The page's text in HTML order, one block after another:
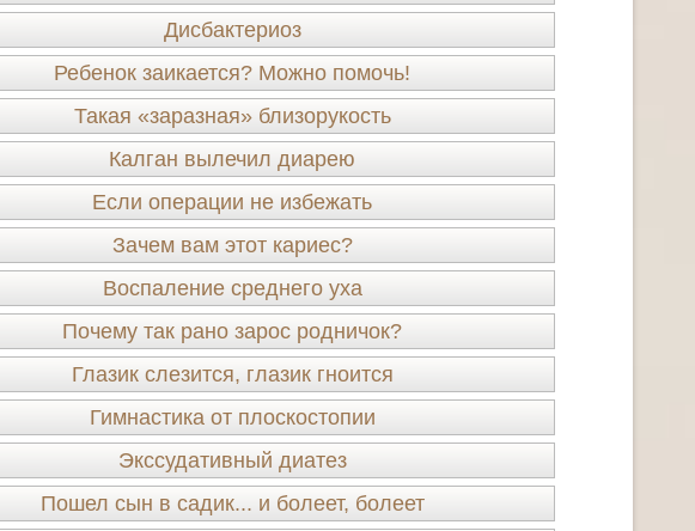
Дисбактериоз
Ребенок заикается? Можно помочь!
Такая «заразная» близорукость
Калган вылечил диарею
Если операции не избежать
Зачем вам этот кариес?
Воспаление среднего уха
Почему так рано зарос родничок?
Глазик слезится, глазик гноится
Гимнастика от плоскостопии
Экссудативный диатез
Пошел сын в садик... и болеет, болеет